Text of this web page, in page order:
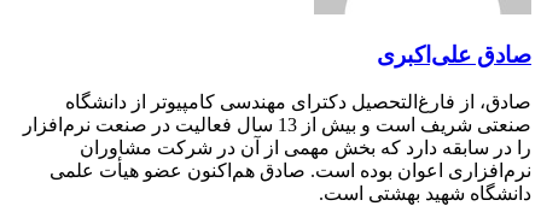
صادق علی‌اکبری
صادق، از فارغ‌التحصیل دکترای مهندسی کامپیوتر از دانشگاه
صنعتی شریف است و بیش از 13 سال فعالیت در صنعت نرم‌افزار
را در سابقه دارد که بخش مهمی از آن در شرکت مشاوران
نرم‌افزاری اعوان بوده است. صادق هم‌اکنون عضو هیأت علمی
دانشگاه شهید بهشتی است.